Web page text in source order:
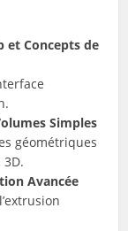
et Concepts de
Simples
géométriques
Avancée